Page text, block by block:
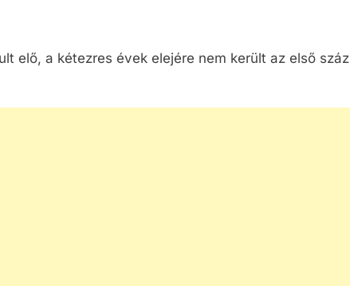
elő, a kétezres évek elejére nem került az első száz